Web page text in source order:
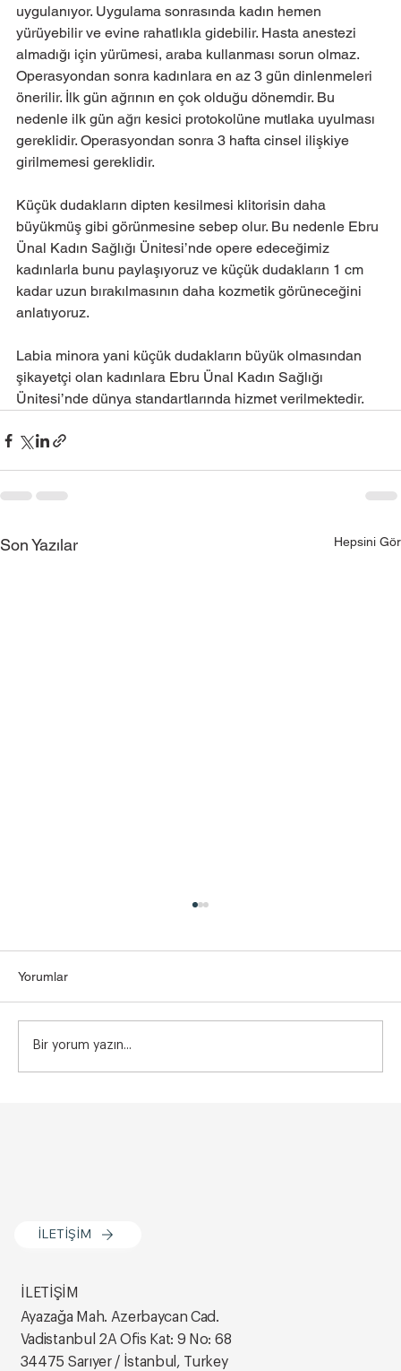
uygulanıyor. Uygulama sonrasında kadın hemen
yürüyebilir ve evine rahatlıkla gidebilir. Hasta anestezi
almadığı için yürümesi, araba kullanması sorun olmaz.
Operasyondan sonra kadınlara en az 3 gün dinlenmeleri
önerilir. İlk gün ağrının en çok olduğu dönemdir. Bu
nedenle ilk gün ağrı kesici protokolüne mutlaka uyulması
gereklidir. Operasyondan sonra 3 hafta cinsel ilişkiye
girilmemesi gereklidir.
Küçük dudakların dipten kesilmesi klitorisin daha
büyükmüş gibi görünmesine sebep olur. Bu nedenle Ebru
Ünal Kadın Sağlığı Ünitesi’nde opere edeceğimiz
kadınlarla bunu paylaşıyoruz ve küçük dudakların 1 cm
kadar uzun bırakılmasının daha kozmetik görüneceğini
anlatıyoruz.
Labia minora yani küçük dudakların büyük olmasından
şikayetçi olan kadınlara Ebru Ünal Kadın Sağlığı
Ünitesi’nde dünya standartlarında hizmet verilmektedir.
Son Yazılar Hepsini Gör
Yorumlar
Bir yorum yazın...
İLETİŞİM
Ayazağa Mah. Azerbaycan Cad.
Vadistanbul 2A Ofis Kat: 9 No: 68
34475 Sarıyer / İstanbul, Turkey
İLETİŞİM